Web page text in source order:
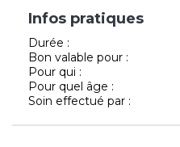
Infos pratiques
Durée :
Bon valable pour :
Pour qui :
Pour quel âge :
Soin effectué par :